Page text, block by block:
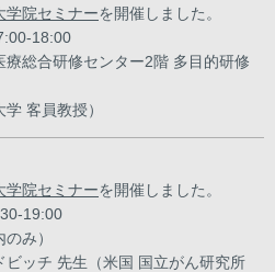
学院セミナーを開催しました。
18:00
総合研修センター2階 多目的研修
客員教授）
学院セミナーを開催しました。
19:00
み）
ッチ 先生（米国 国立がん研究所